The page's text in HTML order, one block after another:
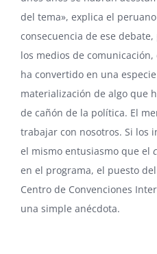
del tema», explica el
consecuencia de ese
los medios de
ha convertido en una
materialización de algo que
de cañón de la política. El
trabajar con nosotros. Si los
el mismo entusiasmo que el
en el programa, el puesto
Centro de Convenciones
una simple anécdota.